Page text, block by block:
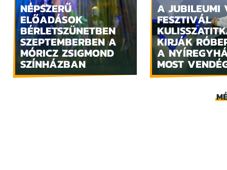
NÉPSZERŰ
ELŐADÁSOK
BÉRLETSZÜNETBEN
SZEPTEMBERBEN A
MÓRICZ ZSIGMOND
SZÍNHÁZBAN
A JUBILEUMI
FESZTIVÁL
KIRJÁK
A
MOST